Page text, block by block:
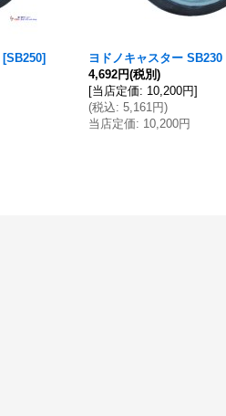
[SB250]
ヨドノキャスター SB230
4,692円(税別)
[当店定価: 10,200円]
(税込: 5,161円)
当店定価: 10,200円